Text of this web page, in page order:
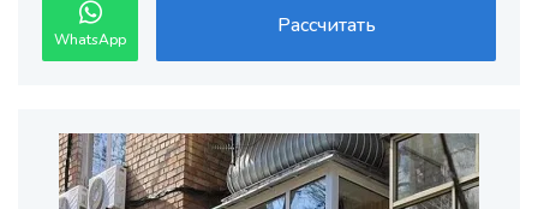
WhatsApp
Рассчитать